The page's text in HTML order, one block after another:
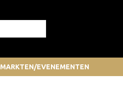
MARKTEN/EVENEMENTEN